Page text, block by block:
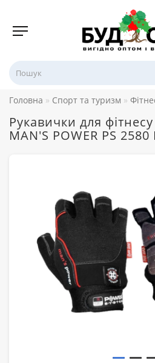
Головна Спорт та туризм
Рукавички для
MAN'S POWER PS